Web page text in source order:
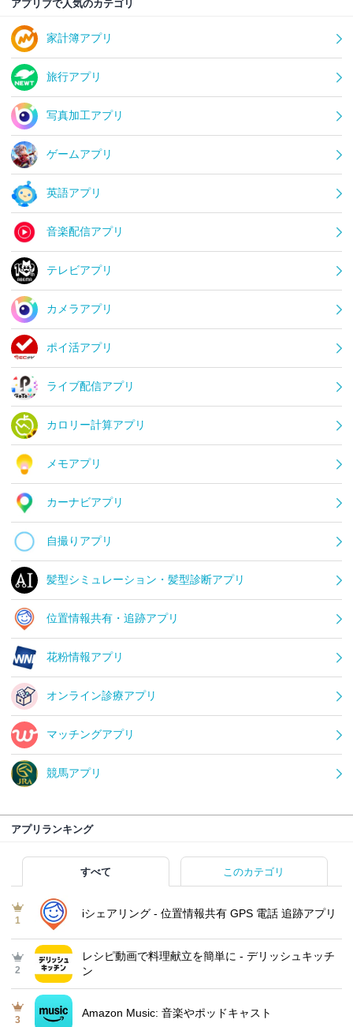
アプリブで人気のカテゴリ
家計簿アプリ
旅行アプリ
写真加工アプリ
ゲームアプリ
英語アプリ
音楽配信アプリ
テレビアプリ
カメラアプリ
ポイ活アプリ
ライブ配信アプリ
カロリー計算アプリ
メモアプリ
カーナビアプリ
自撮りアプリ
髪型シミュレーション・髪型診断アプリ
位置情報共有・追跡アプリ
花粉情報アプリ
オンライン診療アプリ
マッチングアプリ
競馬アプリ
アプリランキング
すべて このカテゴリ
1
iシェアリング - 位置情報共有 GPS 電話 追跡アプリ
2
レシピ動画で料理献立を簡単‪に - デリッシュキッチ
ン
3
Amazon Music: 音楽やポッドキャスト